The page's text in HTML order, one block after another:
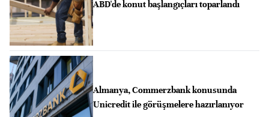
ABD'de konut başlangıçları toparlandı
Almanya, Commerzbank konusunda
Unicredit ile görüşmelere hazırlanıyor